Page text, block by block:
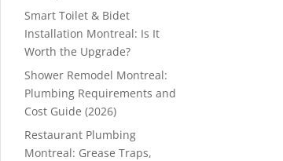
Smart Toilet & Bidet
Installation Montreal: Is It
Worth the Upgrade?
Shower Remodel Montreal:
Plumbing Requirements and
Cost Guide (2026)
Restaurant Plumbing
Montreal: Grease Traps,